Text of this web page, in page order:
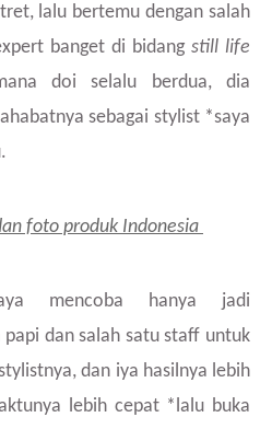
lalu bertemu dengan salah
banget di bidang still life
doi selalu berdua, dia
sebagai stylist *saya
foto produk Indonesia
mencoba hanya jadi
dan salah satu staff untuk
dan iya hasilnya lebih
lebih cepat *lalu buka